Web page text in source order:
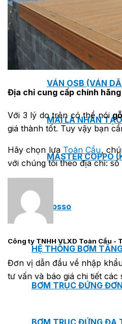
GỖ NHÂN TẠO
GỖ SINH THÁI
VÁN OSB (VÁN
MÁI LÁ NHÂN
MASTER COPPO
Bơm Epsso
HỆ THỐNG BƠM
BƠM TRỤC ĐỨNG
BƠM TRỤC ĐỨNG ĐA
Địa chỉ cung cấp chính hãng
Với 3 lý do trên có thể nói
giá thành tốt. Tuy vậy bạn
Hãy chọn lựa Toàn Cầu,
với chúng tôi theo địa chỉ:
Công ty TNHH VLXD Toàn Cầu -
Đơn vị dẫn đầu về nhập
tư vấn và báo giá chi tiết các